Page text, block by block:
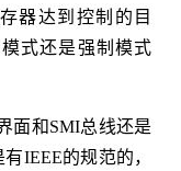
器达到控制的目
式还是强制模式
面和SMI总线还是
IEEE的规范的，